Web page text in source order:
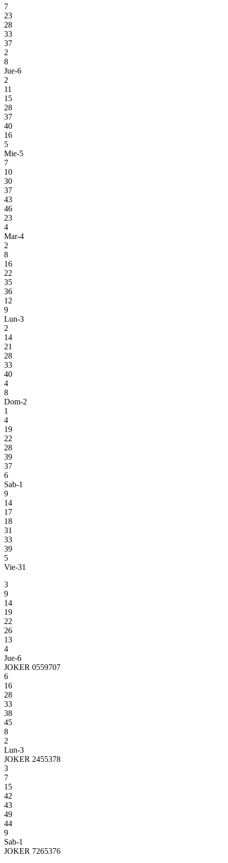
7
23
28
33
37
2
8
Jue-6
2
11
15
28
37
40
16
5
Mie-5
7
10
30
37
43
46
23
4
Mar-4
2
8
16
22
35
36
12
9
Lun-3
2
14
21
28
33
40
4
8
Dom-2
1
4
19
22
28
39
37
6
Sab-1
9
14
17
18
31
33
39
5
Vie-31
3
9
14
19
22
26
13
4
Jue-6
JOKER 0559707
6
16
28
33
38
45
8
2
Lun-3
JOKER 2455378
3
7
15
42
43
49
44
9
Sab-1
JOKER 7265376